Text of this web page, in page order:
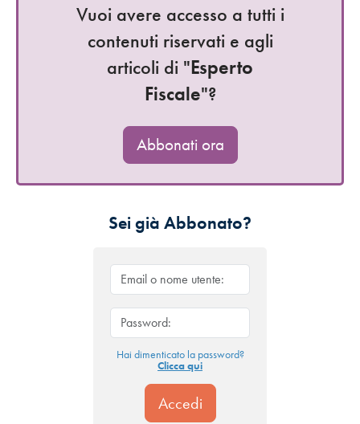
Vuoi avere accesso a tutti i
contenuti riservati e agli
articoli di "Esperto
Fiscale"?
Abbonati ora
Sei già Abbonato?
Hai dimenticato la password?
Clicca qui